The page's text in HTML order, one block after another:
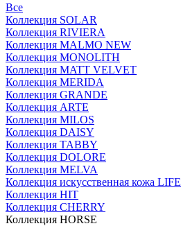
Все
Коллекция SOLAR
Коллекция RIVIERA
Коллекция MALMO NEW
Коллекция MONOLITH
Коллекция MATT VELVET
Коллекция MERIDA
Коллекция GRANDE
Коллекция ARTE
Коллекция MILOS
Коллекция DAISY
Коллекция TABBY
Коллекция DOLORE
Коллекция MELVA
Коллекция искусственная кожа LIFE
Коллекция HIT
Коллекция CHERRY
Коллекция HORSE